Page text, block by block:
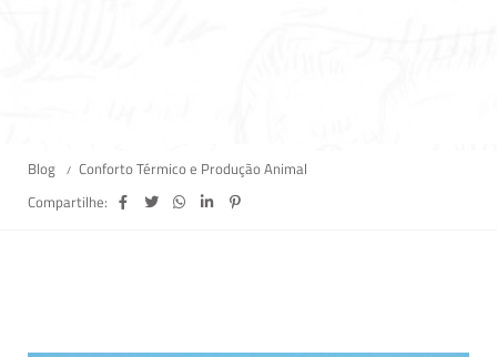
Blog
Conforto Térmico e Produção Animal
Compartilhe: